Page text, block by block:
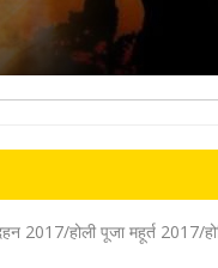
2017/होली पूजा महूर्त 2017/